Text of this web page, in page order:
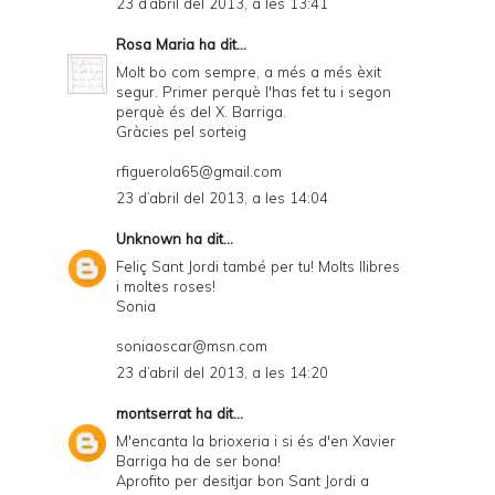
23 d’abril del 2013, a les 13:41
Rosa Maria ha dit...
Molt bo com sempre, a més a més èxit
segur. Primer perquè l'has fet tu i segon
perquè és del X. Barriga.
Gràcies pel sorteig
rfiguerola65@gmail.com
23 d’abril del 2013, a les 14:04
Unknown ha dit...
Feliç Sant Jordi també per tu! Molts llibres
i moltes roses!
Sonia
soniaoscar@msn.com
23 d’abril del 2013, a les 14:20
montserratha dit...
M'encanta la brioxeria i si és d'en Xavier
Barriga ha de ser bona!
Aprofito per desitjar bon Sant Jordi a